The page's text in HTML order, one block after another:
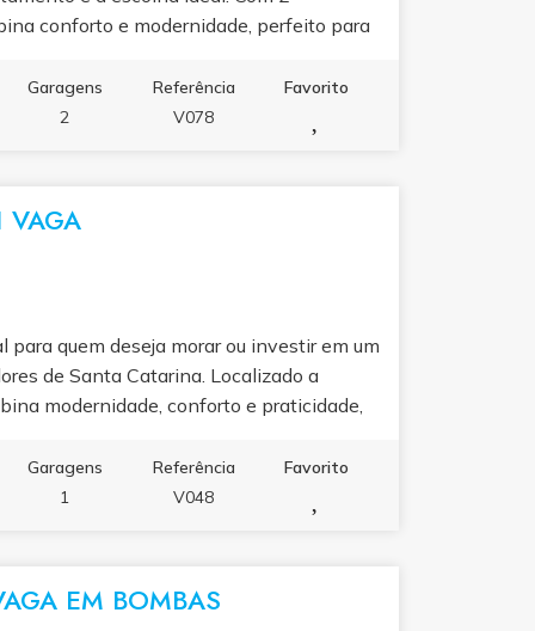
de valorização, especialmente para
procurados de Santa Catarina.
conforto e modernidade, perfeito para
o empreendimento oferece piscina,
para toda a família aproveitar o melhor
Garagens
2
Referência
V078
Favorito
VAGA
quem deseja morar ou investir em um
de Santa Catarina. Localizado a
modernidade, conforto e praticidade,
4 banheiros, 2 lavabos, sala de alto
e despensa, oferecendo excelente
220V, acabamento moderno e ótima
em todas as estações. 💰 Valor de
Garagens
1
Referência
V048
Favorito
EM BOMBAS